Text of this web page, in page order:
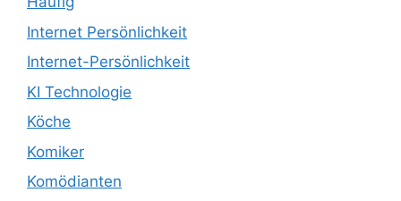
Internet Persönlichkeit
Internet-Persönlichkeit
KI Technologie
Köche
Komiker
Komödianten